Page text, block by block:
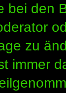
bei den
zu
immer